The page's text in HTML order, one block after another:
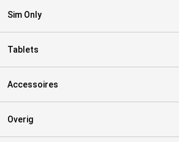
Sim Only
Tablets
Accessoires
Overig